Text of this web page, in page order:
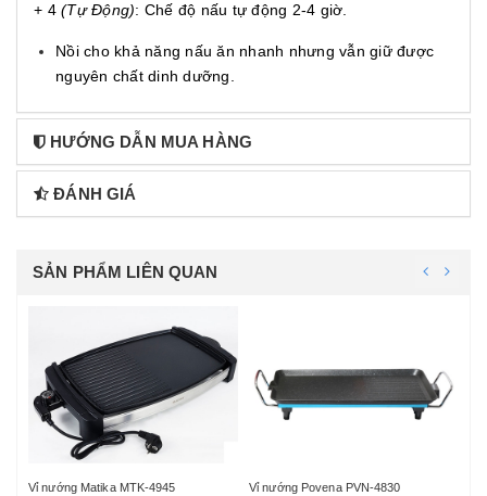
+ 4 (Tự Động): Chế độ nấu tự động 2-4 giờ.
Nồi cho khả năng nấu ăn nhanh nhưng vẫn giữ được
nguyên chất dinh dưỡng.
HƯỚNG DẪN MUA HÀNG
ĐÁNH GIÁ
SẢN PHẨM LIÊN QUAN
Vỉ nướng Povena PVN-4830 Vỉ nướng điện Magic MG-228